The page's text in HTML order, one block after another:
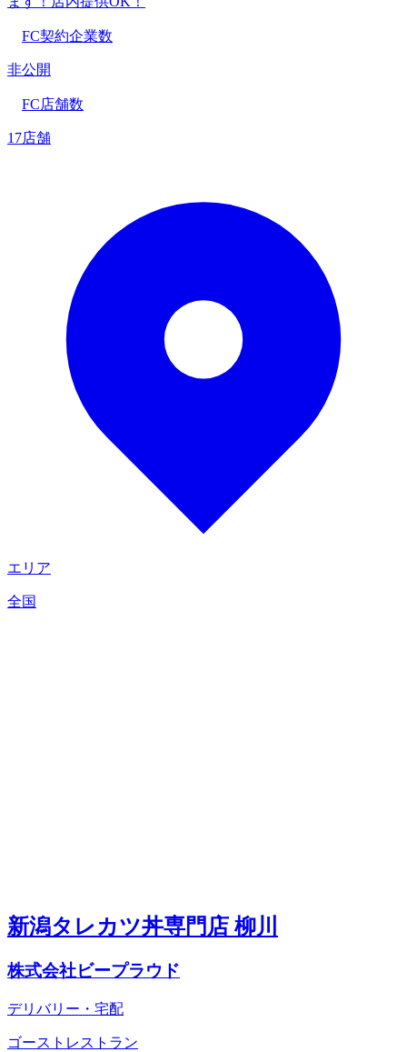
FC契約企業数
非公開
FC店舗数
17店舗
エリア
全国
新潟タレカツ丼専門店 柳川
株式会社ビープラウド
デリバリー・宅配
ゴーストレストラン